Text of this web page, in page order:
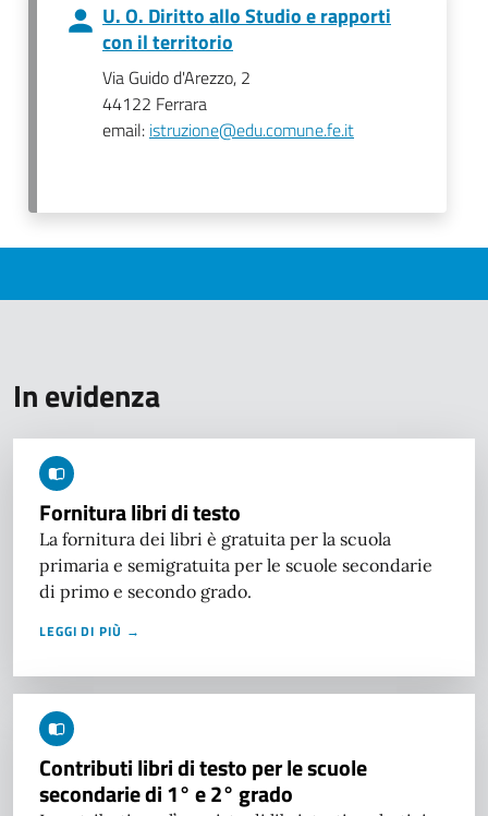
U. O. Diritto allo Studio e rapporti
con il territorio
Via Guido d'Arezzo, 2
44122 Ferrara
email: istruzione@edu.comune.fe.it
In evidenza
Fornitura libri di testo
La fornitura dei libri è gratuita per la scuola
primaria e semigratuita per le scuole secondarie
di primo e secondo grado.
LEGGI DI PIÙ →
Contributi libri di testo per le scuole
secondarie di 1° e 2° grado